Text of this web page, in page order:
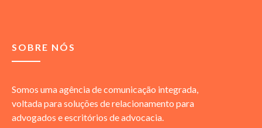
SOBRE NÓS
Somos uma agência de comunicação integrada,
voltada para soluções de relacionamento para
advogados e escritórios de advocacia.